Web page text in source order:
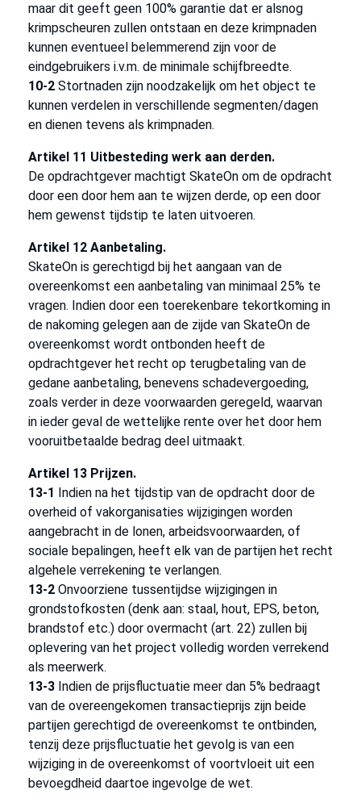
maar dit geeft geen 100% garantie dat er alsnog
krimpscheuren zullen ontstaan en deze krimpnaden
kunnen eventueel belemmerend zijn voor de
eindgebruikers i.v.m. de minimale schijfbreedte.
10-2 Stortnaden zijn noodzakelijk om het object te
kunnen verdelen in verschillende segmenten/dagen
en dienen tevens als krimpnaden.
Artikel 11 Uitbesteding werk aan derden.
De opdrachtgever machtigt SkateOn om de opdracht
door een door hem aan te wijzen derde, op een door
hem gewenst tijdstip te laten uitvoeren.
Artikel 12 Aanbetaling.
SkateOn is gerechtigd bij het aangaan van de
overeenkomst een aanbetaling van minimaal 25% te
vragen. Indien door een toerekenbare tekortkoming in
de nakoming gelegen aan de zijde van SkateOn de
overeenkomst wordt ontbonden heeft de
opdrachtgever het recht op terugbetaling van de
gedane aanbetaling, benevens schadevergoeding,
zoals verder in deze voorwaarden geregeld, waarvan
in ieder geval de wettelijke rente over het door hem
vooruitbetaalde bedrag deel uitmaakt.
Artikel 13 Prijzen.
13-1 Indien na het tijdstip van de opdracht door de
overheid of vakorganisaties wijzigingen worden
aangebracht in de lonen, arbeidsvoorwaarden, of
sociale bepalingen, heeft elk van de partijen het recht
algehele verrekening te verlangen.
13-2 Onvoorziene tussentijdse wijzigingen in
grondstofkosten (denk aan: staal, hout, EPS, beton,
brandstof etc.) door overmacht (art. 22) zullen bij
oplevering van het project volledig worden verrekend
als meerwerk.
13-3 Indien de prijsfluctuatie meer dan 5% bedraagt
van de overeengekomen transactieprijs zijn beide
partijen gerechtigd de overeenkomst te ontbinden,
tenzij deze prijsfluctuatie het gevolg is van een
wijziging in de overeenkomst of voortvloeit uit een
bevoegdheid daartoe ingevolge de wet.